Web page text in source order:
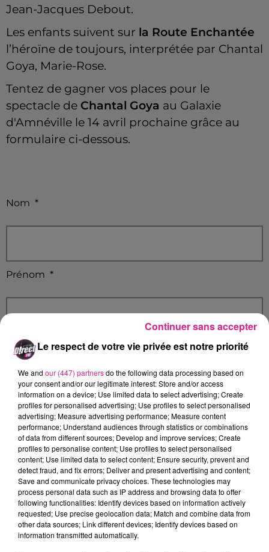
Jean-Jacques Debout.
Les enfants suivent sur la Route Enchantée
l’héroïne de toujours, interprétée par Chantal
Goya, Marie-Rose.
Tentez de gagner vos places pour le
spectacle de Chantal Goya au Galaxie
d'Amnéville le 14 avril prochaine grâce au
formulaire ci-dessous.
Nom *
Prénom *
Email*
Ville
Adresse
Le respect de votre vie privée est notre priorité
We and our (447) partnersdo the following data processing based on
your consent and/or our legitimate interest: Store and/or access
information on a device; Use limited data to select advertising; Create
profiles for personalised advertising; Use profiles to select personalised
advertising; Measure advertising performance; Measure content
performance; Understand audiences through statistics or combinations
of data from different sources; Develop and improve services; Create
profiles to personalise content; Use profiles to select personalised
content; Use limited data to select content; Ensure security, prevent and
detect fraud, and fix errors; Deliver and present advertising and content;
Save and communicate privacy choices. These technologies may
process personal data such as IP address and browsing data to offer
following functionalities: Identify devices based on information actively
requested; Use precise geolocation data; Match and combine data from
other data sources; Link different devices; Identify devices based on
information transmitted automatically.
Continuer sans accepter